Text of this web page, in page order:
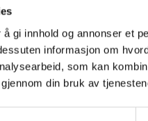
gi innhold og annonser et
informasjon om
som kan
din bruk av